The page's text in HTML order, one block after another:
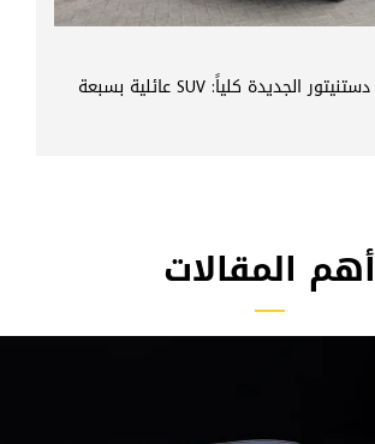
ميتسوبيشي دستنيتور الجديدة كلياً: SUV عائلية بسبعة
أهم المقالات